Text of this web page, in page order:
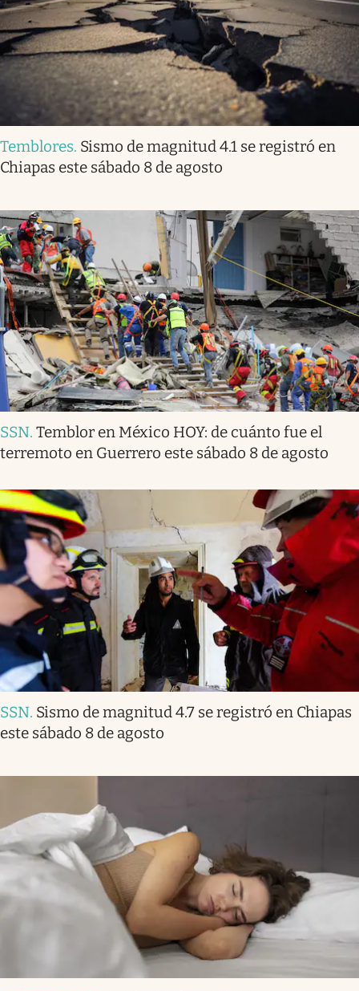
Temblores. Sismo de magnitud 4.1 se registró en
Chiapas este sábado 8 de agosto
SSN. Temblor en México HOY: de cuánto fue el
terremoto en Guerrero este sábado 8 de agosto
SSN. Sismo de magnitud 4.7 se registró en Chiapas
este sábado 8 de agosto